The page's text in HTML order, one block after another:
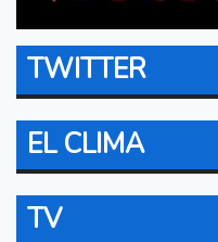
TWITTER
EL CLIMA
TV